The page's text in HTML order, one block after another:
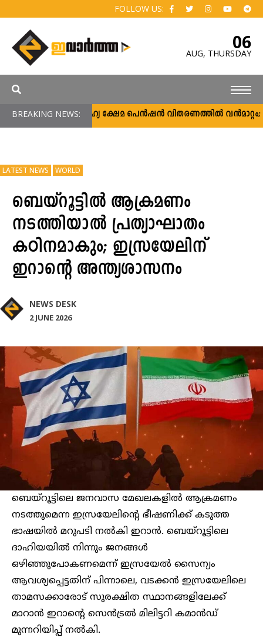
FOLLOW US:
06
AUG, THURSDAY
BREAKING NEWS:സാമൂഹ്യ ക്ഷേമ പെൻഷൻ വിതരണത്തിൽ വൻമാറ്റം;
LATEST NEWS WORLD
ബെയ്റൂട്ടിൽ ആക്രമണം
നടത്തിയാൽ പ്രത്യാഘാതം
കഠിനമാകും; ഇസ്രയേലിന്
ഇറാന്റെ അന്ത്യശാസനം
NEWS DESK
2 JUNE 2026
ബെയ്റൂട്ടിലെ ജനവാസ മേഖലകളിൽ ആക്രമണം
നടത്തുമെന്ന ഇസ്രയേലിന്റെ ഭീഷണിക്ക് കടുത്ത
ഭാഷയിൽ മറുപടി നൽകി ഇറാൻ. ബെയ്റൂട്ടിലെ
ദാഹിയയിൽ നിന്നും ജനങ്ങൾ
ഒഴിഞ്ഞുപോകണമെന്ന് ഇസ്രയേൽ സൈന്യം
ആവശ്യപ്പെട്ടതിന് പിന്നാലെ, വടക്കൻ ഇസ്രയേലിലെ
താമസക്കാരോട് സുരക്ഷിത സ്ഥാനങ്ങളിലേക്ക്
മാറാൻ ഇറാന്റെ സെൻട്രൽ മിലിട്ടറി കമാൻഡ്
മുന്നറിയിപ്പ് നൽകി.